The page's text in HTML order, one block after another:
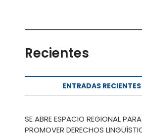
Recientes
ENTRADAS RECIENTES
SE ABRE ESPACIO REGIONAL PARA
PROMOVER DERECHOS